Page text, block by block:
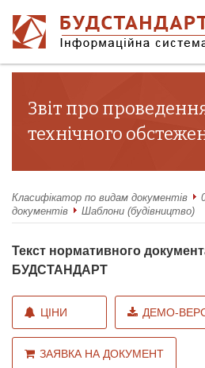
Звіт про
технічного
Класифікатор по видам документів
документів
Шаблони (будівництво)
Текст нормативного
БУДСТАНДАРТ
ЦІНИ ДЕМО-
ЗАЯВКА НА ДОКУМЕНТ